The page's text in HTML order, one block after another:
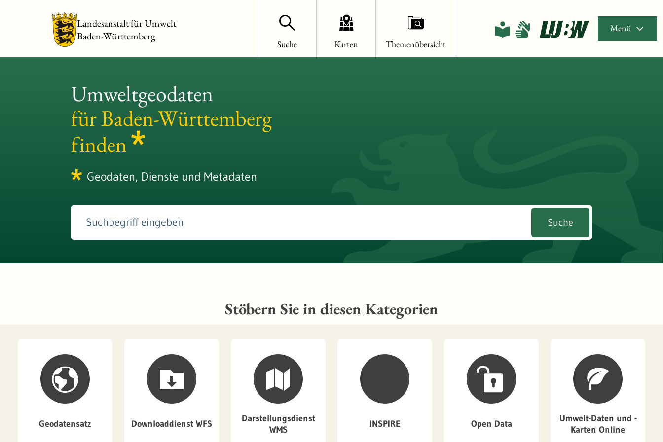
Landesanstalt für Umwelt
Baden-Württemberg
Suche Karten Themenübersicht
Menü
Umweltgeodaten
für Baden-Württemberg
finden
Geodaten, Dienste und Metadaten
Suche
Stöbern Sie in diesen Kategorien
Geodatensatz Downloaddienst WFS
Darstellungsdienst
WMS
INSPIRE Open Data
Umwelt-Daten und -
Karten Online